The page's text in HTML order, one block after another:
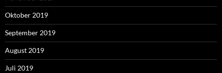
Oktober 2019
September 2019
August 2019
Juli 2019